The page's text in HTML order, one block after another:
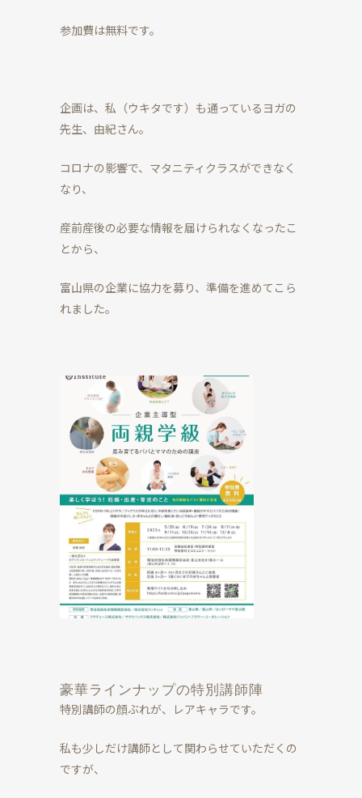
参加費は無料です。
企画は、私（ウキタです）も通っているヨガの
先生、由紀さん。
コロナの影響で、マタニティクラスができなく
なり、
産前産後の必要な情報を届けられなくなったこ
とから、
富山県の企業に協力を募り、準備を進めてこら
れました。
豪華ラインナップの特別講師陣
特別講師の顔ぶれが、レアキャラです。
私も少しだけ講師として関わらせていただくの
ですが、